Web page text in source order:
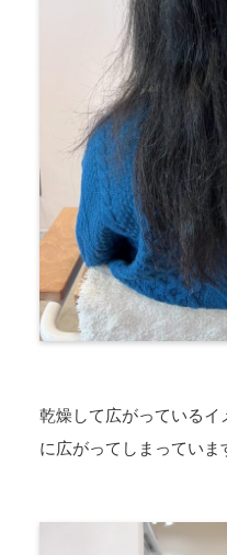
乾燥して広がっている
に広がってしまっていま